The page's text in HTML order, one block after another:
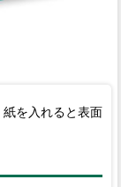
を入れると表面